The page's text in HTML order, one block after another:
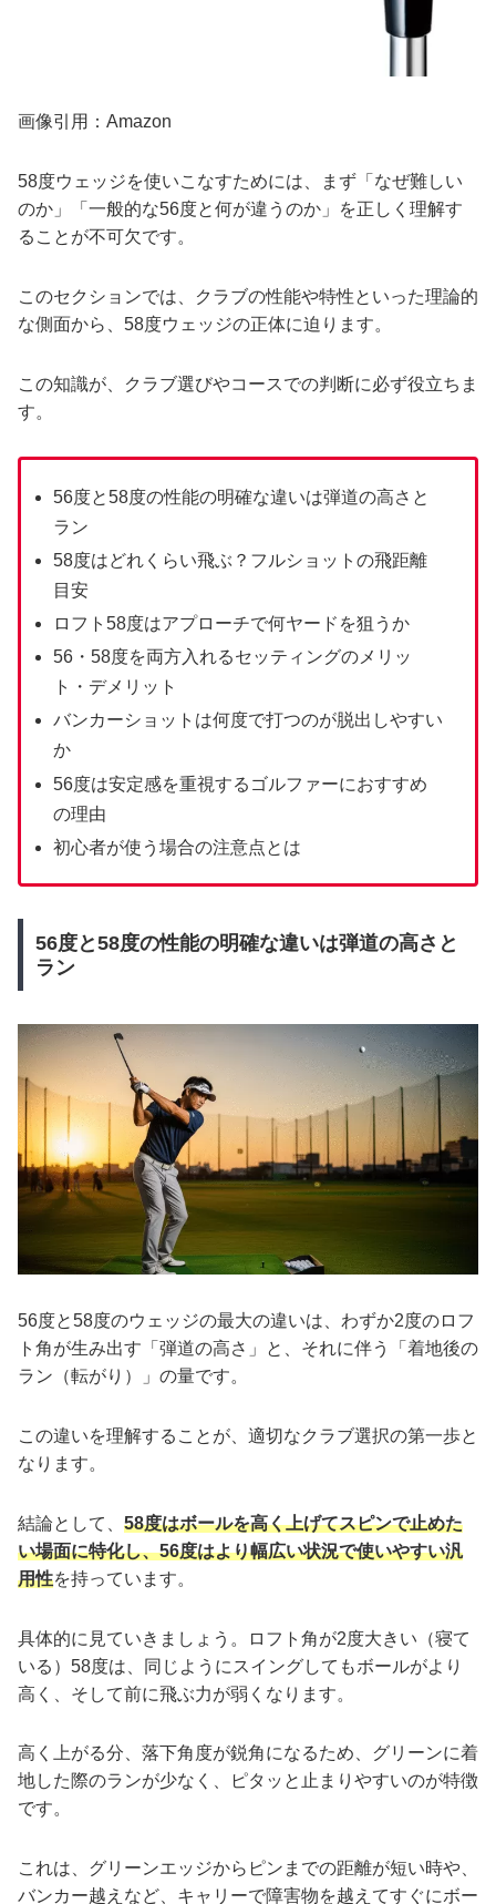
画像引用：Amazon
58度ウェッジを使いこなすためには、まず「なぜ難しい
のか」「一般的な56度と何が違うのか」を正しく理解す
ることが不可欠です。
このセクションでは、クラブの性能や特性といった理論的
な側面から、58度ウェッジの正体に迫ります。
この知識が、クラブ選びやコースでの判断に必ず役立ちま
す。
56度と58度の性能の明確な違いは弾道の高さと
ラン
58度はどれくらい飛ぶ？フルショットの飛距離
目安
ロフト58度はアプローチで何ヤードを狙うか
56・58度を両方入れるセッティングのメリッ
ト・デメリット
バンカーショットは何度で打つのが脱出しやすい
か
56度は安定感を重視するゴルファーにおすすめ
の理由
初心者が使う場合の注意点とは
56度と58度の性能の明確な違いは弾道の高さと
ラン
56度と58度のウェッジの最大の違いは、わずか2度のロフ
ト角が生み出す「弾道の高さ」と、それに伴う「着地後の
ラン（転がり）」の量です。
この違いを理解することが、適切なクラブ選択の第一歩と
なります。
結論として、 58度はボールを高く上げてスピンで止めた
い場面に特化し、56度はより幅広い状況で使いやすい汎
用性を持っています。
具体的に見ていきましょう。ロフト角が2度大きい（寝て
いる）58度は、同じようにスイングしてもボールがより
高く、そして前に飛ぶ力が弱くなります。
高く上がる分、落下角度が鋭角になるため、グリーンに着
地した際のランが少なく、ピタッと止まりやすいのが特徴
です。
これは、グリーンエッジからピンまでの距離が短い時や、
バンカー越えなど、キャリーで障害物を越えてすぐにボー